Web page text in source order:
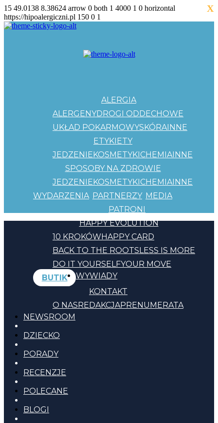
15 49.0138 8.38624 arrow 0 both 1 4000 1 0 horizontal
https://hipoalergiczni.pl 150 0 1
ALERGIA
ALERGENYDROGI ODDECHOWE
UKŁAD POKARMOWYSKÓRAINNE
ETYKIETY
JEDZENIEKOSMETYKICHEMIAINNE
SPOSOBY NA ZDROWIE
JEDZENIEKOSMETYKICHEMIAINNE
WYDARZENIA PARTNERZY
PATRONI
MEDIA
HAPPY EVOLUTION
10 KROKÓWHAPPY CARD
BACK TO THE ROOTSLESS IS MORE
DO IT YOURSELFYOUR MOVE
BUTIK
KONTAKT
O NASREDAKCJAPRENUMERATA
WYWIADY
NEWSROOM
DZIECKO
PORADY
RECENZJE
POLECANE
BLOGI
X